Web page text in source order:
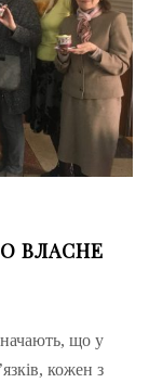
ВЛАСНЕ
що у
кожен з